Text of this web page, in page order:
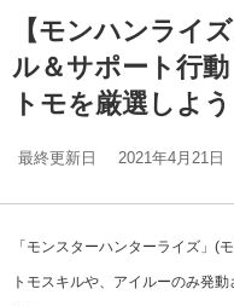
【モンハンライ
ル＆サポート行
トモを厳選しよ
最終更新日 2021年4月21日
「モンスターハンターライズ」(
トモスキルや、アイルーのみ発